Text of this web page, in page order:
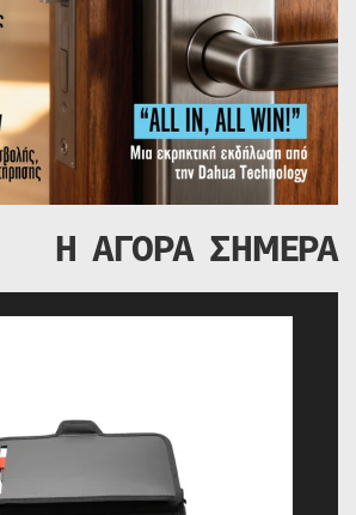
Η ΑΓΟΡΑ ΣΗΜΕΡΑ